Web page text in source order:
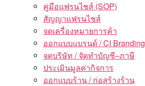
คู่มือแฟรนไชส์ (SOP)
สัญญาแฟรนไชส์
จดเครื่องหมายการค้า
ออกแบบแบรนด์ / CI Branding
จดบริษัท / จัดทำบัญชี–ภาษี
ประเมินมูลค่ากิจการ
ออกแบบร้าน / ก่อสร้างร้าน